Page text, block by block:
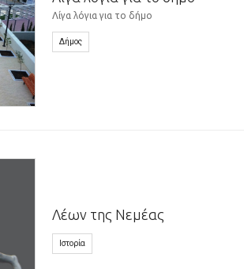
Λίγα λόγια για το δήμο
Δήμος
Λέων της Νεμέας
Ιστορία